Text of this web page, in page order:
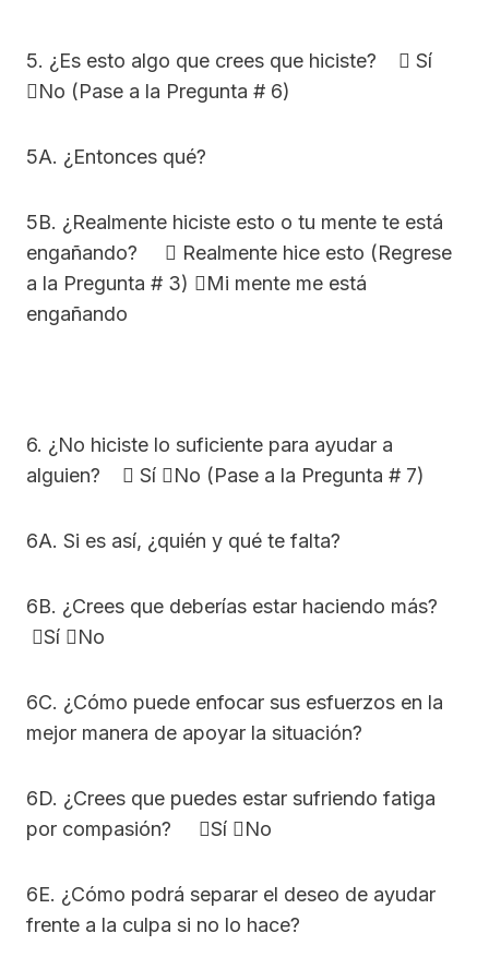
5. ¿Es esto algo que crees que hiciste?  Sí
No (Pase a la Pregunta # 6)
5A. ¿Entonces qué?
5B. ¿Realmente hiciste esto o tu mente te está
engañando?  Realmente hice esto (Regrese
a la Pregunta # 3) Mi mente me está
engañando
6. ¿No hiciste lo suficiente para ayudar a
alguien?  Sí No (Pase a la Pregunta # 7)
6A. Si es así, ¿quién y qué te falta?
6B. ¿Crees que deberías estar haciendo más?
Sí No
6C. ¿Cómo puede enfocar sus esfuerzos en la
mejor manera de apoyar la situación?
6D. ¿Crees que puedes estar sufriendo fatiga
por compasión? Sí No
6E. ¿Cómo podrá separar el deseo de ayudar
frente a la culpa si no lo hace?